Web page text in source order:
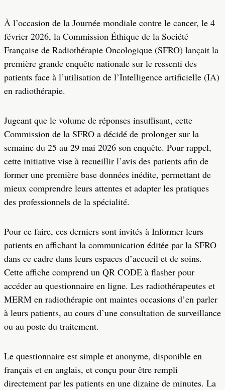
À l’occasion de la Journée mondiale contre le cancer, le 4
février 2026, la Commission Éthique de la Société
Française de Radiothérapie Oncologique (SFRO) lançait la
première grande enquête nationale sur le ressenti des
patients face à l’utilisation de l’Intelligence artificielle (IA)
en radiothérapie.
Jugeant que le volume de réponses insuffisant, cette
Commission de la SFRO a décidé de prolonger sur la
semaine du 25 au 29 mai 2026 son enquête. Pour rappel,
cette initiative vise à recueillir l’avis des patients afin de
former une première base données inédite, permettant de
mieux comprendre leurs attentes et adapter les pratiques
des professionnels de la spécialité.
Pour ce faire, ces derniers sont invités à Informer leurs
patients en affichant la communication éditée par la SFRO
dans ce cadre dans leurs espaces d’accueil et de soins.
Cette affiche comprend un QR CODE à flasher pour
accéder au questionnaire en ligne. Les radiothérapeutes et
MERM en radiothérapie ont maintes occasions d’en parler
à leurs patients, au cours d’une consultation de surveillance
ou au poste du traitement.
Le questionnaire est simple et anonyme, disponible en
français et en anglais, et conçu pour être rempli
directement par les patients en une dizaine de minutes. La